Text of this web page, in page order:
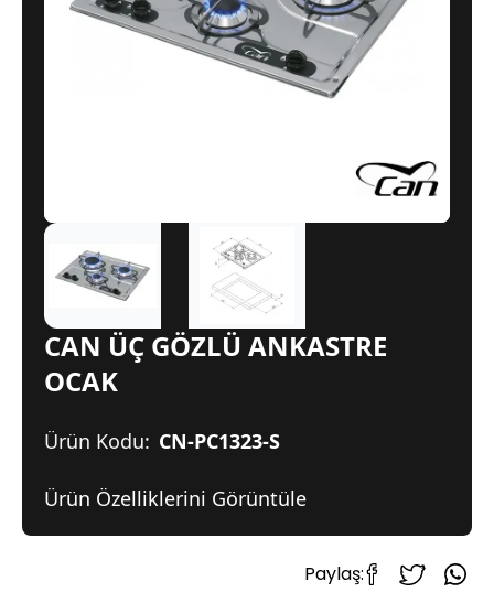
CAN ÜÇ GÖZLÜ ANKASTRE
OCAK
Ürün Kodu: CN-PC1323-S
Ürün Özelliklerini Görüntüle
Paylaş: